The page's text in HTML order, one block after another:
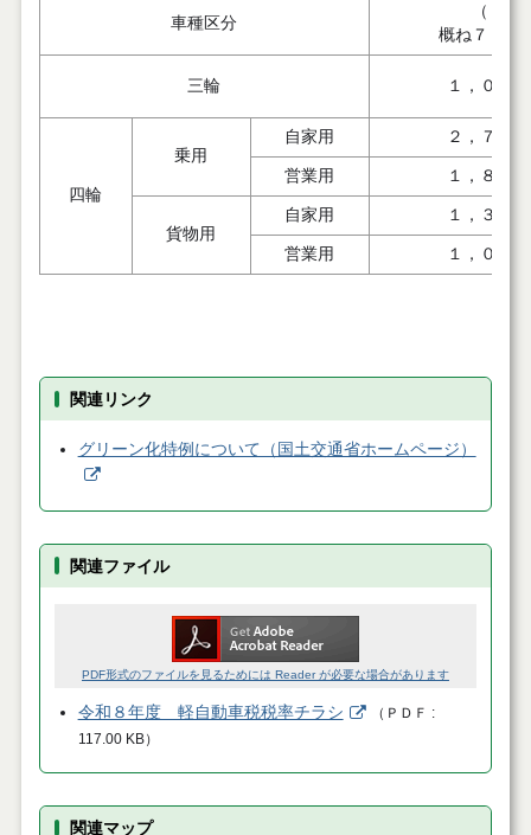
車種区分
（１）
概ね７５％
三輪 １，００
四輪
乗用
自家用 ２，７０
営業用 １，８０
貨物用
自家用 １，３０
営業用 １，００
関連リンク
グリーン化特例について（国土交通省ホームページ）
関連ファイル
PDF形式のファイルを見るためには Reader が必要な場合があります
令和８年度 軽自動車税税率チラシ （ ＰＤＦ
117.00 KB）
関連マップ